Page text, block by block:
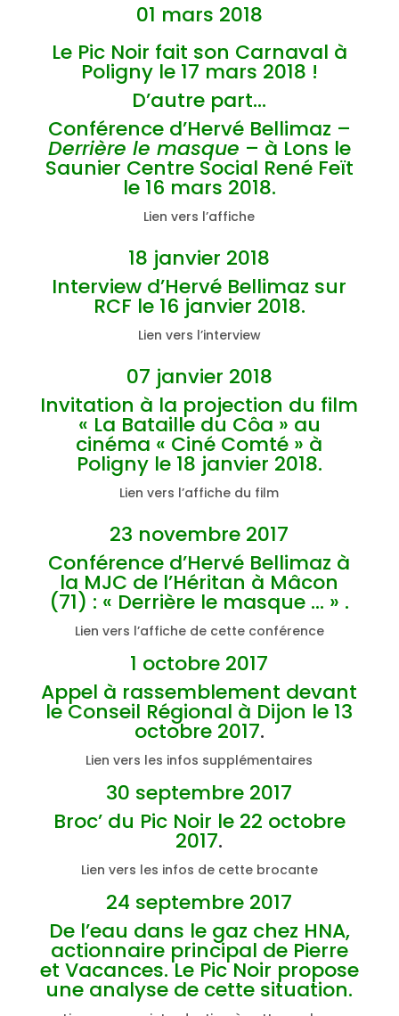
01 mars 2018
Le Pic Noir fait son Carnaval à
Poligny le 17 mars 2018 !
D’autre part…
Conférence d’Hervé Bellimaz –
Derrière le masque – à Lons le
Saunier Centre Social René Feït
le 16 mars 2018.
Lien vers l’affiche
18 janvier 2018
Interview d’Hervé Bellimaz sur
RCF le 16 janvier 2018.
Lien vers l’interview
07 janvier 2018
Invitation à la projection du film
« La Bataille du Côa » au
cinéma « Ciné Comté » à
Poligny le 18 janvier 2018.
Lien vers l’affiche du film
23 novembre 2017
Conférence d’Hervé Bellimaz à
la MJC de l’Héritan à Mâcon
(71) : « Derrière le masque … » .
Lien vers l’affiche de cette conférence
1 octobre 2017
Appel à rassemblement devant
le Conseil Régional à Dijon le 13
octobre 2017.
Lien vers les infos supplémentaires
30 septembre 2017
Broc’ du Pic Noir le 22 octobre
2017.
Lien vers les infos de cette brocante
24 septembre 2017
De l’eau dans le gaz chez HNA,
actionnaire principal de Pierre
et Vacances. Le Pic Noir propose
une analyse de cette situation.